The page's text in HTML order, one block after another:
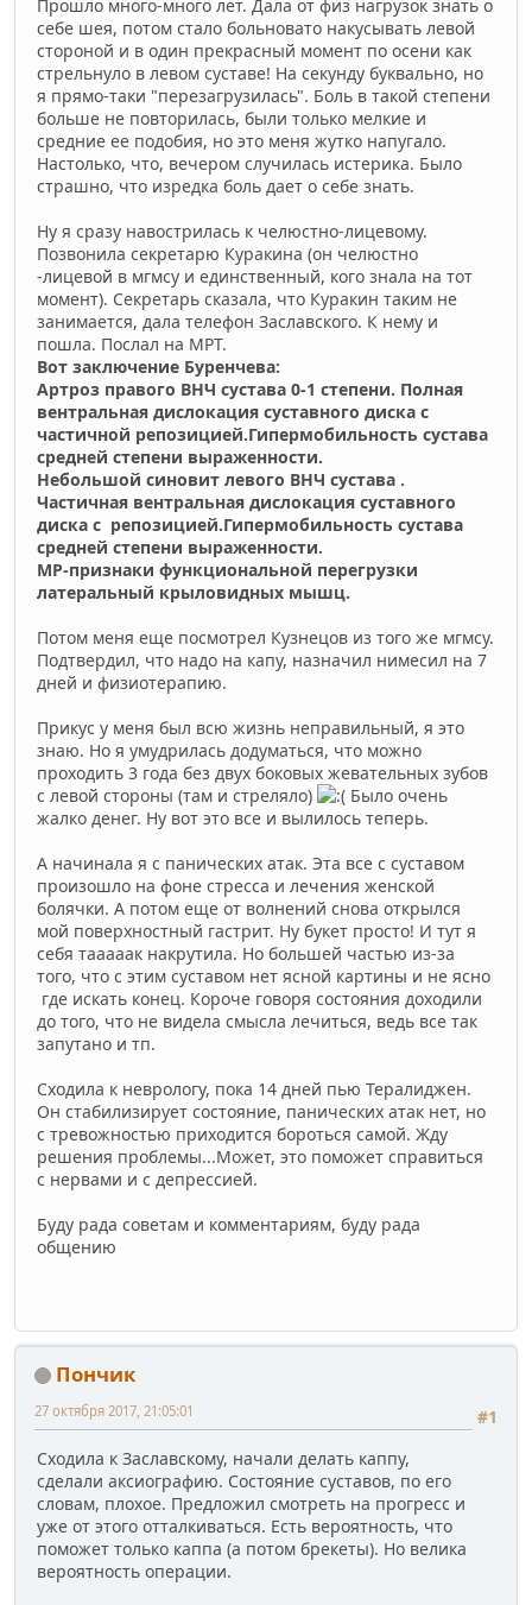
Прошло много-много лет. Дала от физ нагрузок знать о
себе шея, потом стало больновато накусывать левой
стороной и в один прекрасный момент по осени как
стрельнуло в левом суставе! На секунду буквально, но
я прямо-таки "перезагрузилась". Боль в такой степени
больше не повторилась, были только мелкие и
средние ее подобия, но это меня жутко напугало.
Настолько, что, вечером случилась истерика. Было
страшно, что изредка боль дает о себе знать.
Ну я сразу навострилась к челюстно-лицевому.
Позвонила секретарю Куракина (он челюстно
-лицевой в мгмсу и единственный, кого знала на тот
момент). Секретарь сказала, что Куракин таким не
занимается, дала телефон Заславского. К нему и
пошла. Послал на МРТ.
Вот заключение Буренчева:
Артроз правого ВНЧ сустава 0-1 степени. Полная
вентральная дислокация суставного диска с
частичной репозицией.Гипермобильность сустава
средней степени выраженности.
Небольшой синовит левого ВНЧ сустава .
Частичная вентральная дислокация суставного
диска с репозицией.Гипермобильность сустава
средней степени выраженности.
МР-признаки функциональной перегрузки
латеральный крыловидных мышц.
Потом меня еще посмотрел Кузнецов из того же мгмсу.
Подтвердил, что надо на капу, назначил нимесил на 7
дней и физиотерапию.
Прикус у меня был всю жизнь неправильный, я это
знаю. Но я умудрилась додуматься, что можно
проходить 3 года без двух боковых жевательных зубов
с левой стороны (там и стреляло)
Было очень
жалко денег. Ну вот это все и вылилось теперь.
А начинала я с панических атак. Эта все с суставом
произошло на фоне стресса и лечения женской
болячки. А потом еще от волнений снова открылся
мой поверхностный гастрит. Ну букет просто! И тут я
себя тааааак накрутила. Но большей частью из-за
того, что с этим суставом нет ясной картины и не ясно
где искать конец. Короче говоря состояния доходили
до того, что не видела смысла лечиться, ведь все так
запутано и тп.
Сходила к неврологу, пока 14 дней пью Тералиджен.
Он стабилизирует состояние, панических атак нет, но
с тревожностью приходится бороться самой. Жду
решения проблемы...Может, это поможет справиться
с нервами и с депрессией.
Буду рада советам и комментариям, буду рада
общению
Пончик
#1
27 октября 2017, 21:05:01
Сходила к Заславскому, начали делать каппу,
сделали аксиографию. Состояние суставов, по его
словам, плохое. Предложил смотреть на прогресс и
уже от этого отталкиваться. Есть вероятность, что
поможет только каппа (а потом брекеты). Но велика
вероятность операции.